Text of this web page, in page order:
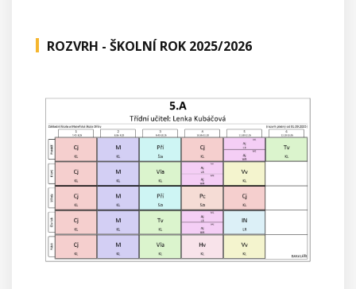
ROZVRH - ŠKOLNÍ ROK 2025/2026